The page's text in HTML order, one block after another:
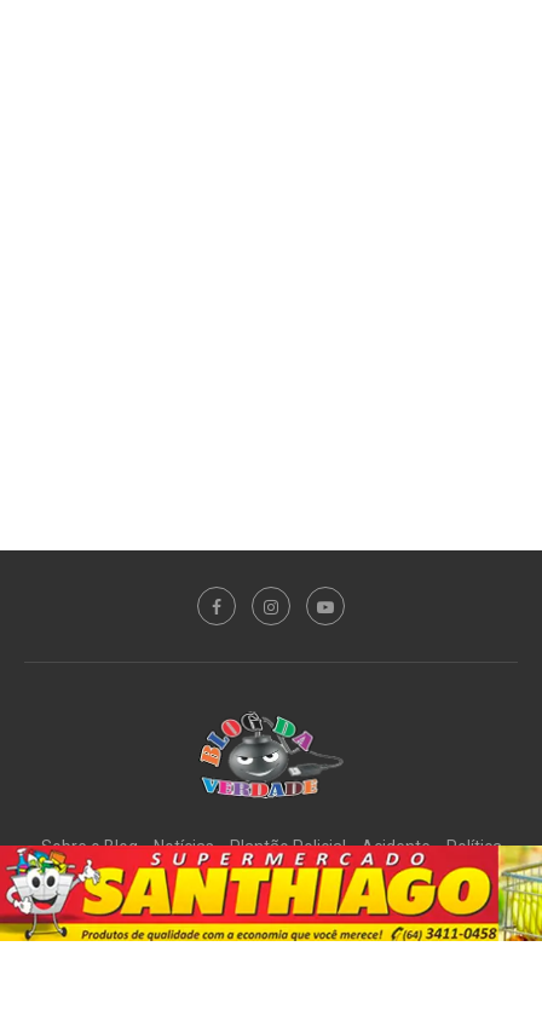
Sobre o Blog Notícias Plantão Policial Acidente
Política
Esporte
@2020 - All Right Reserved. Designed and Developed byPortalDev